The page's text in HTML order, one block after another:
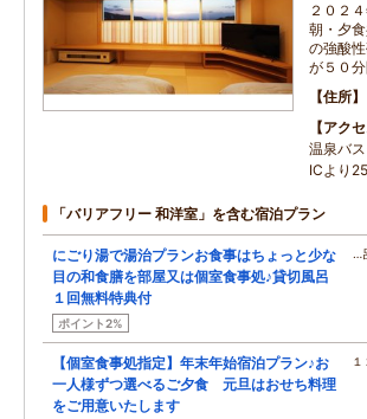
２０２
朝・夕
の強酸
が５０
住所
アク
温泉バ
ICより
「バリアフリー 和洋室」を含む宿泊プラン
にごり湯で湯治プランお食事はちょっと少な
目の和食膳を部屋又は個室食事処♪貸切風呂
１回無料特典付
ポイント2%
…
【個室食事処指定】年末年始宿泊プラン♪お
一人様ずつ選べるご夕食 元旦はおせち料理
をご用意いたします